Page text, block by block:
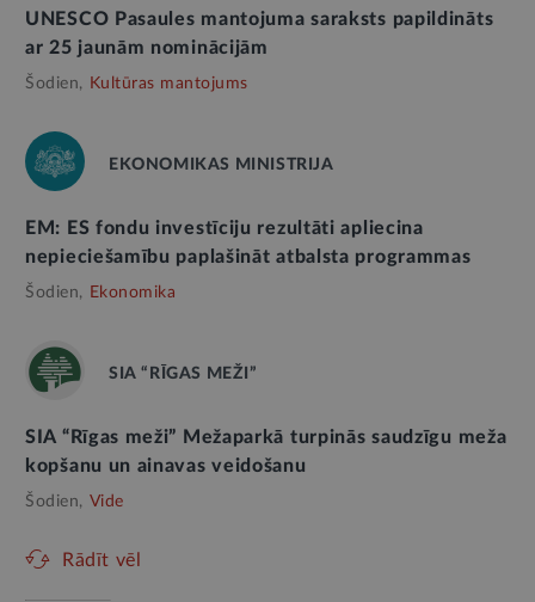
UNESCO Pasaules mantojuma saraksts papildināts
ar 25 jaunām nominācijām
Šodien, Kultūras mantojums
EKONOMIKAS MINISTRIJA
EM: ES fondu investīciju rezultāti apliecina
nepieciešamību paplašināt atbalsta programmas
Šodien, Ekonomika
SIA “RĪGAS MEŽI”
SIA “Rīgas meži” Mežaparkā turpinās saudzīgu meža
kopšanu un ainavas veidošanu
Šodien, Vide
Rādīt vēl